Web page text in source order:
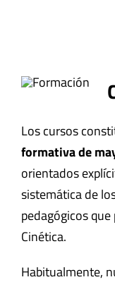
Los cursos
formativa de
orientados
sistemática de
pedagógicos
Cinética.
Habitualmente,